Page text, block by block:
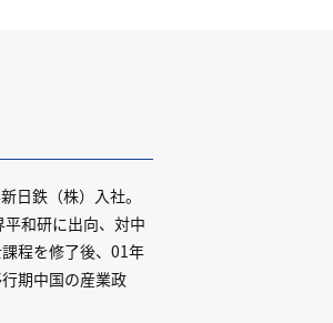
日鉄（株）入社。
和研に出向、対中
程を修了後、01年
期中国の産業政